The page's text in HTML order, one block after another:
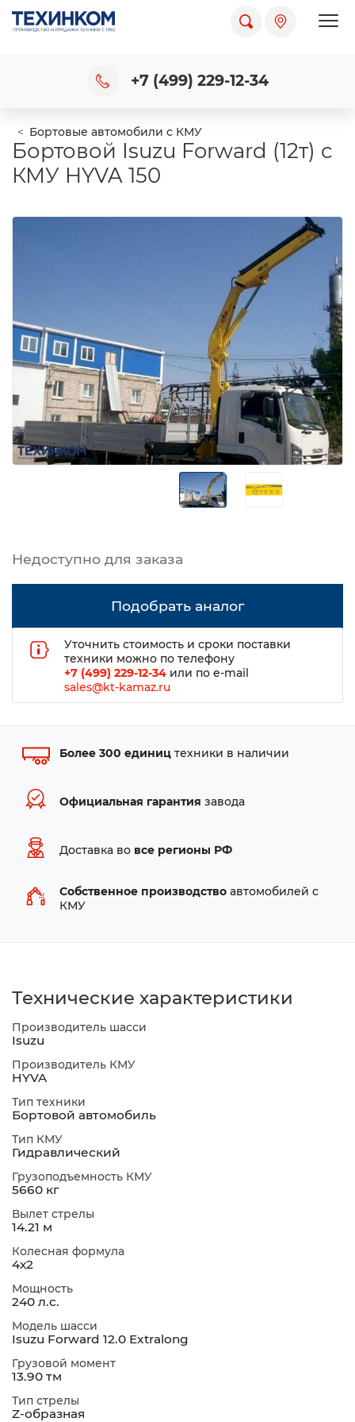
+7 (499) 229-12-34
Бортовые автомобили с КМУ
Бортовой Isuzu Forward (12т) c
КМУ HYVA 150
Подобрать аналог
Уточнить стоимость и сроки поставки
техники можно по телефону
+7 (499) 229-12-34 или по e-mail
sales@kt-kamaz.ru
Более 300 единиц техники в наличии
Официальная гарантия завода
Доставка во все регионы РФ
Собственное производство автомобилей с
КМУ
Технические характеристики
Производитель шасси
Isuzu
Производитель КМУ
HYVA
Тип техники
Бортовой автомобиль
Тип КМУ
Гидравлический
Грузоподъемность КМУ
5660 кг
Вылет стрелы
14.21 м
Колесная формула
4х2
Мощность
240 л.с.
Модель шасси
Isuzu Forward 12.0 Extralong
Грузовой момент
13.90 тм
Тип стрелы
Z-образная